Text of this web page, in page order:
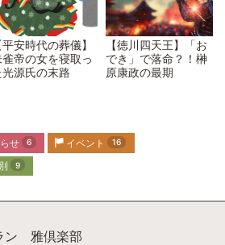
平安時代の葬儀】
雀帝の女を寝取っ
光源氏の末路
【徳川四天王】「お
でき」で落命？！榊
原康政の最期
せ 6 イベント 16
9
ン
雅倶楽部